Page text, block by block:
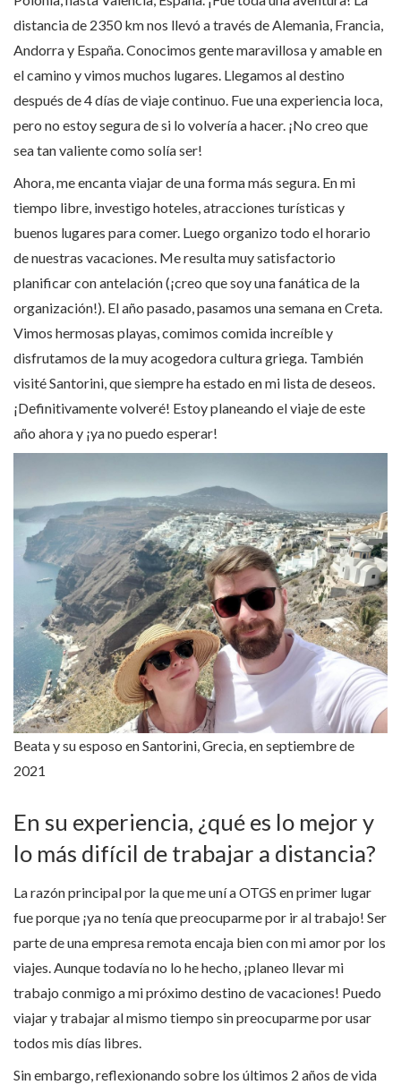
distancia de 2350 km nos llevó a través de Alemania, Francia,
Andorra y España. Conocimos gente maravillosa y amable en
el camino y vimos muchos lugares. Llegamos al destino
después de 4 días de viaje continuo. Fue una experiencia loca,
pero no estoy segura de si lo volvería a hacer. ¡No creo que
sea tan valiente como solía ser!
Ahora, me encanta viajar de una forma más segura. En mi
tiempo libre, investigo hoteles, atracciones turísticas y
buenos lugares para comer. Luego organizo todo el horario
de nuestras vacaciones. Me resulta muy satisfactorio
planificar con antelación (¡creo que soy una fanática de la
organización!). El año pasado, pasamos una semana en Creta.
Vimos hermosas playas, comimos comida increíble y
disfrutamos de la muy acogedora cultura griega. También
visité Santorini, que siempre ha estado en mi lista de deseos.
¡Definitivamente volveré! Estoy planeando el viaje de este
año ahora y ¡ya no puedo esperar!
Beata y su esposo en Santorini, Grecia, en septiembre de
2021
En su experiencia, ¿qué es lo mejor y
lo más difícil de trabajar a distancia?
La razón principal por la que me uní a OTGS en primer lugar
fue porque ¡ya no tenía que preocuparme por ir al trabajo! Ser
parte de una empresa remota encaja bien con mi amor por los
viajes. Aunque todavía no lo he hecho, ¡planeo llevar mi
trabajo conmigo a mi próximo destino de vacaciones! Puedo
viajar y trabajar al mismo tiempo sin preocuparme por usar
todos mis días libres.
Sin embargo, reflexionando sobre los últimos 2 años de vida